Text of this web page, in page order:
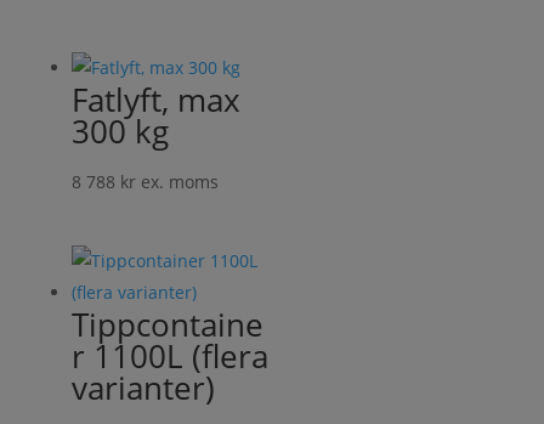
Fatlyft, max
300 kg
8 788 kr ex. moms
Tippcontaine
r 1100L (flera
varianter)